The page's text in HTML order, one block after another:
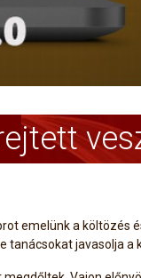
emelünk a
tanácsokat javasolja a